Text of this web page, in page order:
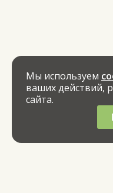
Мы используем
ваших действий,
сайта.